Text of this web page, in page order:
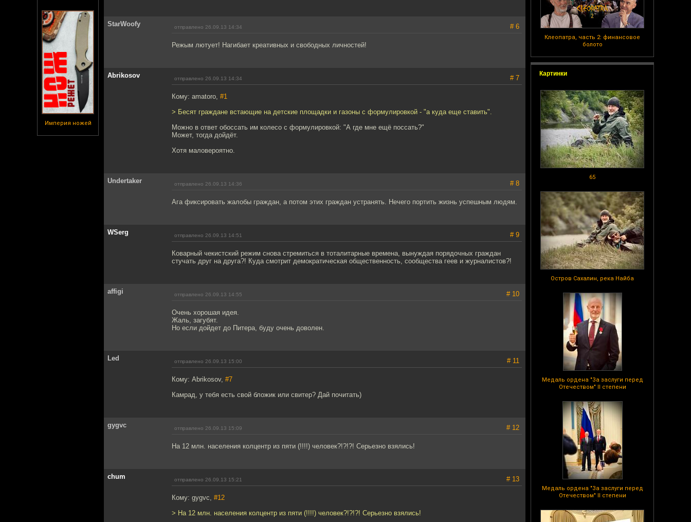
Империя ножей
Клеопатра, часть 2: финансовое
болото
Картинки
65
Остров Сахалин, река Найба
Медаль ордена "За заслуги перед
Отечеством" II степени
Медаль ордена "За заслуги перед
Отечеством" II степени
StarWoofy отправлено 26.09.13 14:34 # 6
Режым лютует! Нагибает креативных и свободных личностей!
Abrikosov отправлено 26.09.13 14:34 # 7
Кому: amatoro, #1
> Бесят граждане встающие на детские площадки и газоны с формулировкой - "а куда еще ставить".
Можно в ответ обоссать им колесо с формулировкой: "А где мне ещё поссать?"
Может, тогда дойдёт.
Хотя маловероятно.
Undertaker отправлено 26.09.13 14:36 # 8
Ага фиксировать жалобы граждан, а потом этих граждан устранять. Нечего портить жизнь успешным людям.
WSerg отправлено 26.09.13 14:51 # 9
Коварный чекистский режим снова стремиться в тоталитарные времена, вынуждая порядочных граждан
стучать друг на друга?! Куда смотрит демократическая общественность, сообщества геев и журналистов?!
affigi отправлено 26.09.13 14:55 # 10
Очень хорошая идея.
Жаль, загубят.
Но если дойдет до Питера, буду очень доволен.
Led отправлено 26.09.13 15:00 # 11
Кому: Abrikosov, #7
Камрад, у тебя есть свой бложик или свитер? Дай почитать)
gygvc отправлено 26.09.13 15:09 # 12
На 12 млн. населения колцентр из пяти (!!!!) человек?!?!?! Серьезно взялись!
chum отправлено 26.09.13 15:21 # 13
Кому: gygvc, #12
> На 12 млн. населения колцентр из пяти (!!!!) человек?!?!?! Серьезно взялись!